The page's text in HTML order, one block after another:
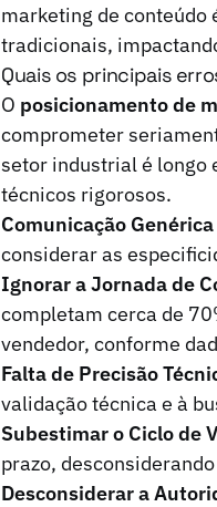
marketing de conteúdo
tradicionais,
Quais os principais
O posicionamento de
comprometer
setor industrial é longo
técnicos rigorosos.
Comunicação
considerar as
Ignorar a Jornada de
completam cerca de
vendedor, conforme
Falta de Precisão
validação técnica e à
Subestimar o Ciclo de
prazo,
Desconsiderar a